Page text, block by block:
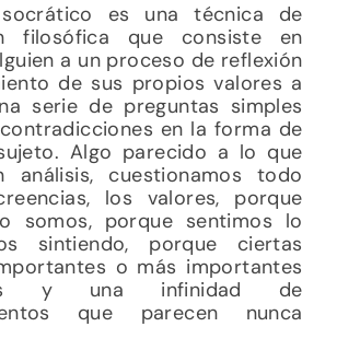
es una técnica de
filosófica que consiste en
a un proceso de reflexión
de sus propios valores a
serie de preguntas simples
en la forma de
Algo parecido a lo que
análisis, cuestionamos todo
los valores, porque
somos, porque sentimos lo
sintiendo, porque ciertas
o más importantes
y una infinidad de
que parecen nunca